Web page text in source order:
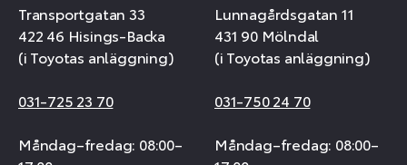
Transportgatan 33
422 46 Hisings-Backa
(i Toyotas anläggning)
031-725 23 70
Måndag–fredag: 08:00–
Lunnagårdsgatan 11
431 90 Mölndal
(i Toyotas anläggning)
031-750 24 70
Måndag–fredag: 08:00–